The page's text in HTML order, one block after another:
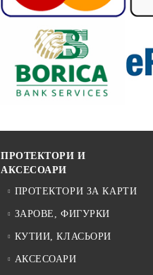
ПРОТЕКТОРИ И
АКСЕСОАРИ
ПРОТЕКТОРИ ЗА КАРТИ
ЗАРОВЕ, ФИГУРКИ
КУТИИ, КЛАСЬОРИ
АКСЕСОАРИ